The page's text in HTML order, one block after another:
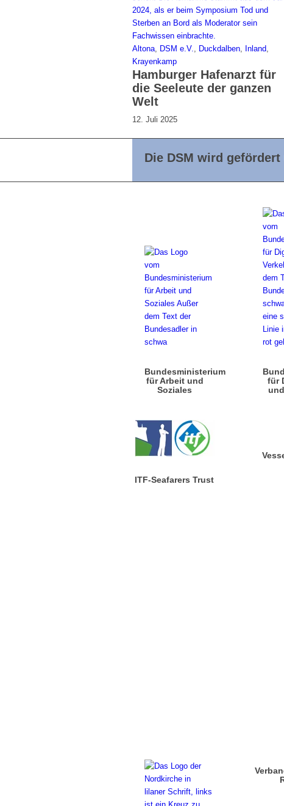
Altona, DSM e.V., Duckdalben, Inland,
Krayenkamp
Hamburger Hafenarzt für
die Seeleute der ganzen
Welt
12. Juli 2025
Die DSM wird
Bundesministerium
für Arbeit und
Soziales
für
ITF-Seafarers Trust